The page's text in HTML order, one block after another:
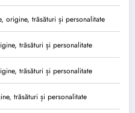
origine, trăsături și personalitate
trăsături și personalitate
trăsături și personalitate
trăsături și personalitate